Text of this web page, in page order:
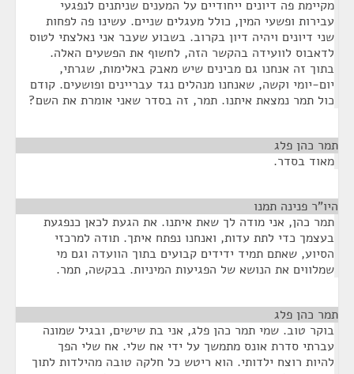
מקיימת פה דיונים ייחודיים על המענים שניתנים לנפגעי
עבירות ופשעי המין, כולל מעגלים שניים. עשינו פה לפחות
שני דיונים ויהיה דיון בקרוב. בשבוע שעבר אני נאלצתי לטוס
לדאבוס לוועידה בהקשר הזה, לחשוף את הפשעים האלה.
בתוך זה אנחנו גם מבינים שיש מאבק באלימות, שגרתי,
יום-יומי וקשה, שאנחנו מנהלים נגד עבריינים ופושעים. קודם
כול תמר נמצאת איתנו. תמר, זה בסדר שאני אומרת את השם?
תמר כהן פלג
מאוד בסדר.
היו"ר פנינה תמנו
תמר כהן, אני מודה לך שאת איתנו. את הגעת לכאן כנפגעת
בעצמך כדי לתת עדות, ואנחנו נפתח איתך. תודה למרכזי
הסיוע, שאתם תמיד ידידים קבועים בתוך הוועדה וגם מי
שמלווים את הנושא של הפגיעות המיניות. בבקשה, תמר.
תמר כהן פלג
בוקר טוב. שמי תמר כהן פלג, אני בת שישים, ובגיל שמונה
עברתי סדרת אונס מתמשך על ידי אח שלי. אח שלי הפך
להיות רוצח ילדותי. הוא ריטש כל חלקה טובה מהילדות לתוך